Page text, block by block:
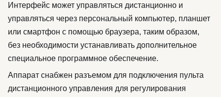
Интерфейс может управляться дистанционно и
управляться через персональный компьютер, планшет
или смартфон с помощью браузера, таким образом,
без необходимости устанавливать дополнительное
специальное программное обеспечение.
Аппарат снабжен разъемом для подключения пульта
дистанционного управления для регулирования